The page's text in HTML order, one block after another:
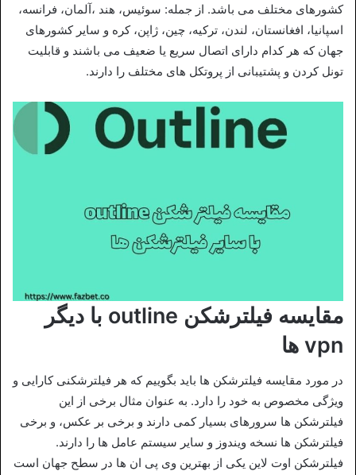
کشورهای مختلف می باشد. از جمله: سوئیس، هند ،آلمان، فرانسه،
اسپانیا، افغانستان، لندن، ترکیه، چین، ژاپن، کره و سایر کشورهای
جهان که هر کدام دارای اتصال سریع یا ضعیف می باشند و قابلیت
تونل کردن و پشتیبانی از پروتکل های مختلف را دارند.
مقایسه فیلترشکن outline با دیگر
vpn ها
در مورد مقایسه فیلترشکن ها باید بگوییم که هر فیلترشکنی کارایی و
ویژگی مخصوص به خود را دارد. به عنوان مثال برخی از این
فیلترشکن ها سرورهای بسیار کمی دارند و برخی بر عکس، و برخی
فیلترشکن ها نسخه ویندوز و سایر سیستم عامل ها را دارند.
فیلترشکن اوت لاین یکی از بهترین وی پی ان ها در سطح جهان است